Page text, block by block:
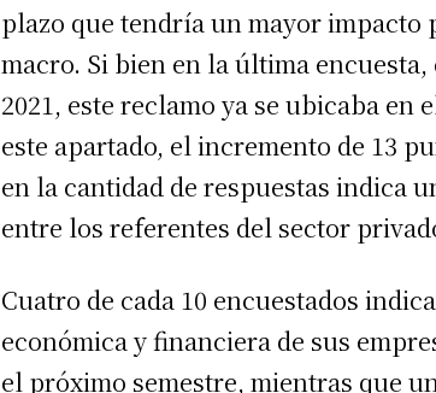
plazo que tendría un mayor impacto
macro. Si bien en la última
2021, este reclamo ya se ubicaba en
este apartado, el incremento de 13
en la cantidad de respuestas indica
entre los referentes del sector
Cuatro de cada 10 encuestados
económica y financiera de sus
el próximo semestre, mientras que